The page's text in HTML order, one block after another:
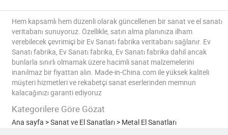
Hem kapsamlı hem düzenli olarak güncellenen bir sanat ve el sanatı
veritabanı sunuyoruz. Özellikle, satın alma planınıza ilham
verebilecek çevrimiçi bir Ev Sanatı fabrika veritabanı sağlanır. Ev
Sanatı fabrika, Ev Sanatı fabrika, Ev Sanatı fabrika dahil ancak
bunlarla sınırlı olmamak üzere hacimli sanat malzemelerini
inanılmaz bir fiyattan alın. Made-in-China.com ile yüksek kaliteli
müşteri hizmetleri ve rekabetçi sanat eserlerinden memnun
kalacağınızı garanti ediyoruz
Kategorilere Göre Gözat
Ana sayfa >Sanat ve El Sanatları > Metal El Sanatları